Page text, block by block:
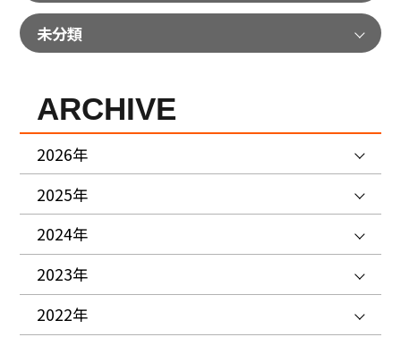
未分類
ARCHIVE
2026年
2025年
2024年
2023年
2022年